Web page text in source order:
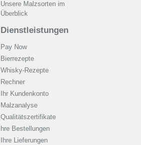
Unsere Malzsorten im
Überblick
Dienstleistungen
Pay Now
Bierrezepte
Whisky-Rezepte
Rechner
Ihr Kundenkonto
Malzanalyse
Qualitätszertifikate
hre Bestellungen
Ihre Lieferungen